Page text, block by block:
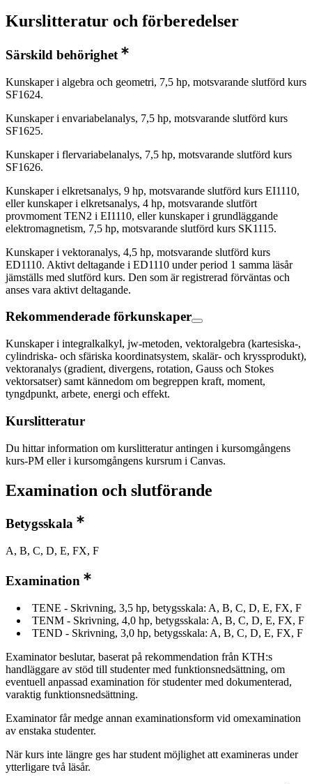
Kurslitteratur och förberedelser
Särskild behörighet
Kunskaper i algebra och geometri, 7,5 hp, motsvarande slutförd kurs
SF1624.
Kunskaper i envariabelanalys, 7,5 hp, motsvarande slutförd kurs
SF1625.
Kunskaper i flervariabelanalys, 7,5 hp, motsvarande slutförd kurs
SF1626.
Kunskaper i elkretsanalys, 9 hp, motsvarande slutförd kurs EI1110,
eller kunskaper i elkretsanalys, 4 hp, motsvarande slutfört
provmoment TEN2 i EI1110, eller kunskaper i grundläggande
elektromagnetism, 7,5 hp, motsvarande slutförd kurs SK1115.
Kunskaper i vektoranalys, 4,5 hp, motsvarande slutförd kurs
ED1110. Aktivt deltagande i ED1110 under period 1 samma läsår
jämställs med slutförd kurs. Den som är registrerad förväntas och
anses vara aktivt deltagande.
Rekommenderade förkunskaper
Kunskaper i integralkalkyl, jw-metoden, vektoralgebra (kartesiska-,
cylindriska- och sfäriska koordinatsystem, skalär- och kryssprodukt),
vektoranalys (gradient, divergens, rotation, Gauss och Stokes
vektorsatser) samt kännedom om begreppen kraft, moment,
tyngdpunkt, arbete, energi och effekt.
Kurslitteratur
Du hittar information om kurslitteratur antingen i kursomgångens
kurs-PM eller i kursomgångens kursrum i Canvas.
Examination och slutförande
Betygsskala
A, B, C, D, E, FX, F
Examination
TENE - Skrivning, 3,5 hp, betygsskala: A, B, C, D, E, FX, F
TENM - Skrivning, 4,0 hp, betygsskala: A, B, C, D, E, FX, F
TEND - Skrivning, 3,0 hp, betygsskala: A, B, C, D, E, FX, F
Examinator beslutar, baserat på rekommendation från KTH:s
handläggare av stöd till studenter med funktionsnedsättning, om
eventuell anpassad examination för studenter med dokumenterad,
varaktig funktionsnedsättning.
Examinator får medge annan examinationsform vid omexamination
av enstaka studenter.
När kurs inte längre ges har student möjlighet att examineras under
ytterligare två läsår.